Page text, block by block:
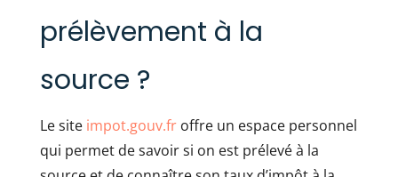
prélèvement à la
source ?
Le site impot.gouv.froffre un espace personnel
qui permet de savoir si on est prélevé à la